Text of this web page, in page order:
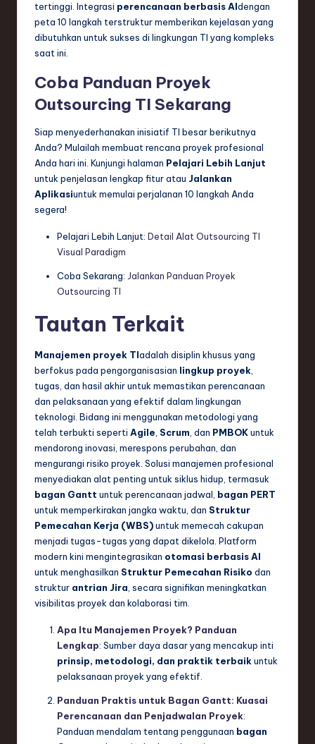
tertinggi. Integrasi perencanaan berbasis AIdengan
peta 10 langkah terstruktur memberikan kejelasan yang
dibutuhkan untuk sukses di lingkungan TI yang kompleks
saat ini.
Coba Panduan Proyek
Outsourcing TI Sekarang
Siap menyederhanakan inisiatif TI besar berikutnya
Anda? Mulailah membuat rencana proyek profesional
Anda hari ini. Kunjungi halaman Pelajari Lebih Lanjut
untuk penjelasan lengkap fitur atau Jalankan
Aplikasiuntuk memulai perjalanan 10 langkah Anda
segera!
Pelajari Lebih Lanjut: Detail Alat Outsourcing TI
Visual Paradigm
Coba Sekarang: Jalankan Panduan Proyek
Outsourcing TI
Tautan Terkait
Manajemen proyek TIadalah disiplin khusus yang
berfokus pada pengorganisasian lingkup proyek
tugas, dan hasil akhir untuk memastikan perencanaan
dan pelaksanaan yang efektif dalam lingkungan
teknologi. Bidang ini menggunakan metodologi yang
telah terbukti seperti Agile Scrum , dan PMBOKuntuk
mendorong inovasi, merespons perubahan, dan
mengurangi risiko proyek. Solusi manajemen profesional
menyediakan alat penting untuk siklus hidup, termasuk
bagan Gantt untuk perencanaan jadwal, bagan PERT
untuk memperkirakan jangka waktu, dan Struktur
Pemecahan Kerja (WBS)untuk memecah cakupan
menjadi tugas-tugas yang dapat dikelola. Platform
modern kini mengintegrasikan otomasi berbasis AI
untuk menghasilkan Struktur Pemecahan Risiko dan
struktur antrian Jira , secara signifikan meningkatkan
visibilitas proyek dan kolaborasi tim.
Apa Itu Manajemen Proyek? Panduan
Lengkap: Sumber daya dasar yang mencakup inti
prinsip, metodologi, dan praktik terbaikuntuk
pelaksanaan proyek yang efektif.
Panduan Praktis untuk Bagan Gantt: Kuasai
Perencanaan dan Penjadwalan Proyek:
Panduan mendalam tentang penggunaan bagan